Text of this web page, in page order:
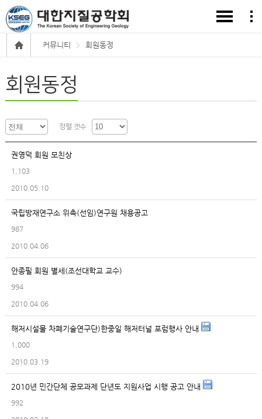
커뮤니티 회원동정
회원동정
정렬 갯수
권영덕 회원 모친상
1,103
2010.05.10
국립방재연구소 위촉(선임)연구원 채용공고
987
2010.04.06
안종필 회원 별세(조선대학교 교수)
994
2010.04.06
해저시설물 차폐기술연구단)한중일 해저터널 포럼행사 안내
1,000
2010.03.19
2010년 민간단체 공모과제 단년도 지원사업 시행 공고 안내
992